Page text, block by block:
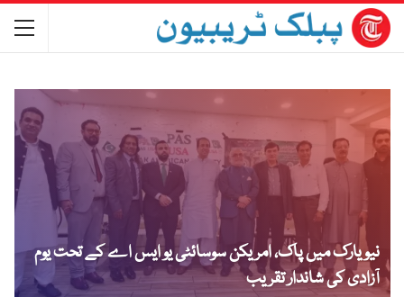
نیویارک میں پاک، امریکن سوسائٹی یو ایس اے کے تحت یوم
آزادی کی شاندار تقریب